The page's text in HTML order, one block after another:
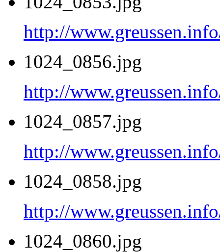
http://
1024_0856.jpg
http://
1024_0857.jpg
http://
1024_0858.jpg
http://
1024_0860.jpg